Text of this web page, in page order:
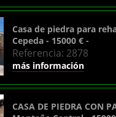
Casa de piedra para
Cepeda - 15000 € -
Referencia: 2878
más información
CASA DE PIEDRA CON